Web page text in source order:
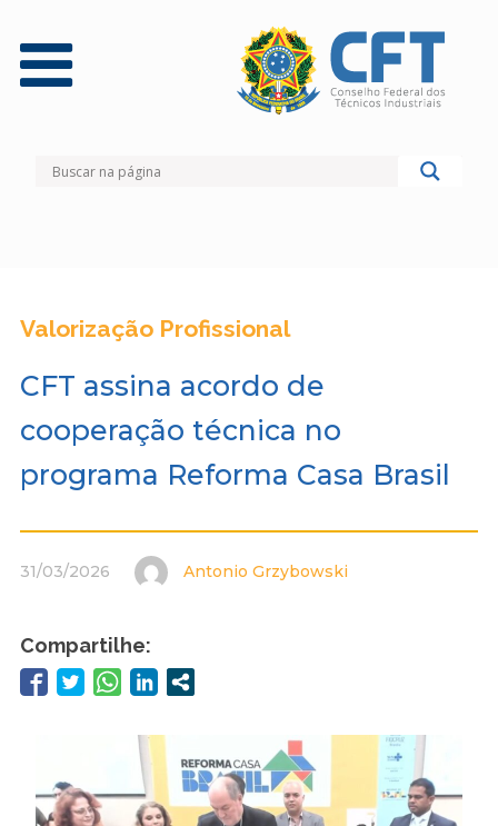
Valorização Profissional
CFT assina acordo de
cooperação técnica no
programa Reforma Casa Brasil
31/03/2026 Antonio Grzybowski
Compartilhe: